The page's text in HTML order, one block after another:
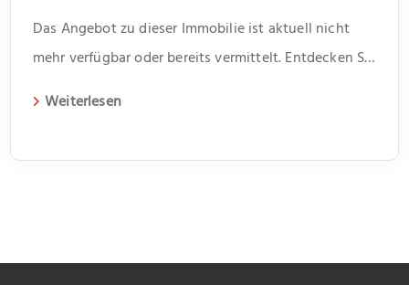
Das Angebot zu dieser Immobilie ist aktuell nicht
mehr verfügbar oder bereits vermittelt. Entdecken Sie
Weiterlesen